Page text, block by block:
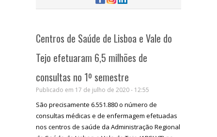
Centros de Saúde de Lisboa e Vale do
Tejo efetuaram 6,5 milhões de
consultas no 1º semestre
Publicado em 17 de julho de 2020 - 12:55
São precisamente 6.551.880 o número de
consultas médicas e de enfermagem efetuadas
nos centros de saúde da Administração Regional